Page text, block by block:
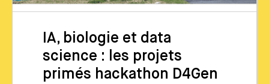
IA, biologie et data
science : les projets
primés hackathon D4Gen